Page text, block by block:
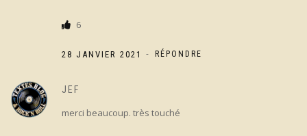
6
28 JANVIER 2021 - RÉPONDRE
JEF
merci beaucoup. très touché